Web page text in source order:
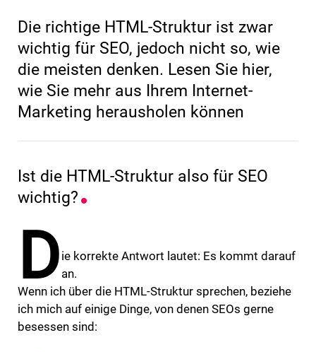
Die richtige HTML-Struktur ist zwar
wichtig für SEO, jedoch nicht so, wie
die meisten denken. Lesen Sie hier,
wie Sie mehr aus Ihrem Internet-
Marketing herausholen können
Ist die HTML-Struktur also für SEO
wichtig?
D ie korrekte Antwort lautet: Es kommt darauf
an.
Wenn ich über die HTML-Struktur sprechen, beziehe
ich mich auf einige Dinge, von denen SEOs gerne
besessen sind: